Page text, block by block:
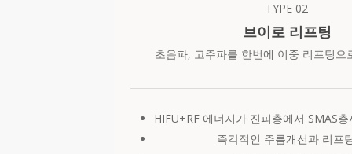
TYPE 02
브이로 리프팅
초음파, 고주파를 한번에 이중 리프팅으
HIFU+RF 에너지가 진피층에서 SMAS
즉각적인 주름개선과 리프